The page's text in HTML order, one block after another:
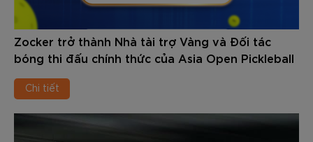
Zocker trở thành Nhà tài trợ Vàng và Đối tác
bóng thi đấu chính thức của Asia Open Pickleball
Chi tiết